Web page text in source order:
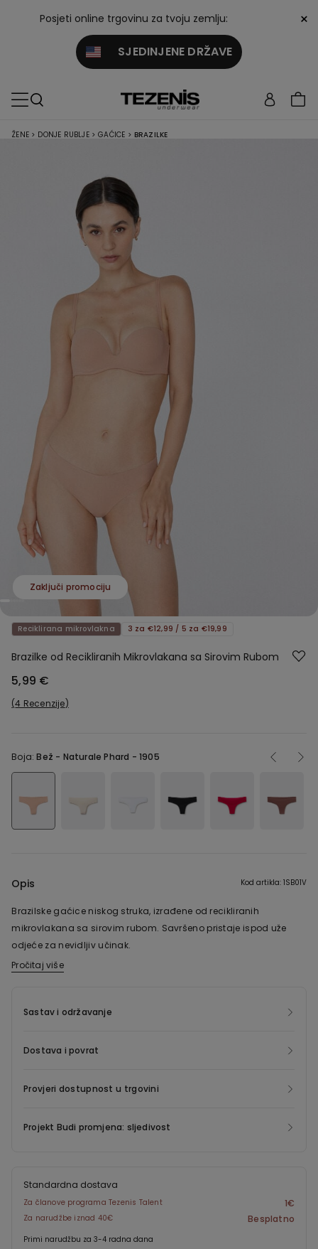
Posjeti online trgovinu za tvoju zemlju:
SJEDINJENE DRŽAVE
×
ŽENE > DONJE RUBLJE > GAĆICE > BRAZILKE
Zaključi promociju
Reciklirana mikrovlakna 3 za €12,99 / 5 za €19,99
Brazilke od Recikliranih Mikrovlakana sa Sirovim Rubom
5,99 €
4 Recenzije
Boja:Bež - Naturale Phard - 1905
Opis Kod artikla: 1SB01V
Brazilske gaćice niskog struka, izrađene od recikliranih
mikrovlakana sa sirovim rubom. Savršeno pristaje ispod uže
odjeće za nevidljiv učinak.
Ovaj odjevni predmet sadrži reciklirani najlon Econyl ®,
mreža i tepiha. Econyl ® ima ista svojstva izvornog najlona, ali
bio namijenjen za odlaganje.
Pročitaj više
Sastav i održavanje
Dostava i povrat
Provjeri dostupnost u trgovini
Projekt Budi promjena: sljedivost
Standardna dostava
Za članove programa Tezenis Talent 1€
Za narudžbe iznad 40€ Besplatno
Primi narudžbu za 3-4 radna dana